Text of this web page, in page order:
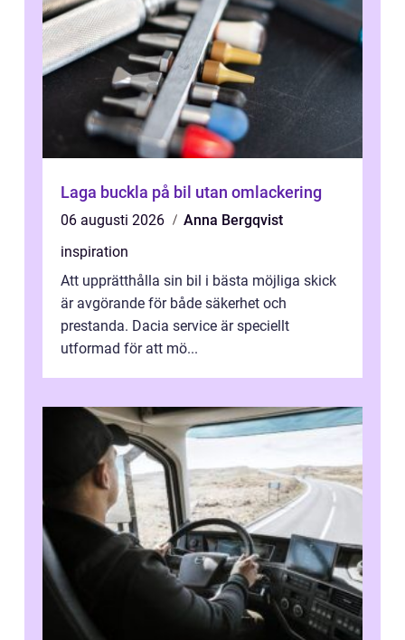
Laga buckla på bil utan omlackering
06 augusti 2026
Anna Bergqvist
inspiration
Att upprätthålla sin bil i bästa möjliga skick
är avgörande för både säkerhet och
prestanda. Dacia service är speciellt
utformad för att mö...